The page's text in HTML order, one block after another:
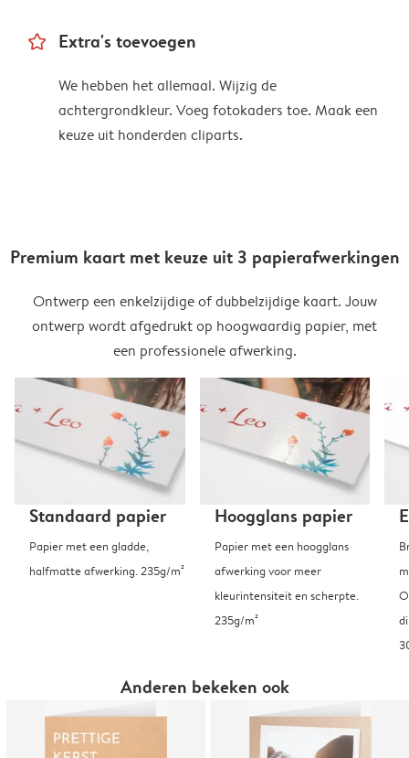
star_outline Extra's toevoegen
We hebben het allemaal. Wijzig de
achtergrondkleur. Voeg fotokaders toe. Maak een
keuze uit honderden cliparts.
Premium kaart met keuze uit 3 papierafwerkingen
Ontwerp een enkelzijdige of dubbelzijdige kaart. Jouw
ontwerp wordt afgedrukt op hoogwaardig papier, met
een professionele afwerking.
Standaard papier
Papier met een gladde,
halfmatte afwerking. 235g/m²
Hoogglans papier
Papier met een hoogglans
afwerking voor meer
kleurintensiteit en scherpte.
235g/m²
Anderen bekeken ook